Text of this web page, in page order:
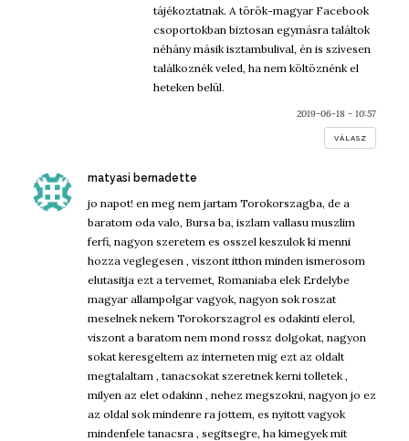
tájékoztatnak. A török-magyar Facebook
csoportokban biztosan egymásra találtok
néhány másik isztambulival, én is szívesen
találkoznék veled, ha nem költöznénk el
heteken belül.
2019-06-18 - 10:57
VÁLASZ
matyasi bernadette
jo napot! en meg nem jartam Torokorszagba, de a
baratom oda valo, Bursa ba, iszlam vallasu muszlim
ferfi, nagyon szeretem es osszel keszulok ki menni
hozza veglegesen , viszont itthon minden ismerosom
elutasitja ezt a tervemet, Romaniaba elek Erdelybe
magyar allampolgar vagyok, nagyon sok roszat
meselnek nekem Torokorszagrol es odakinti elerol,
viszont a baratom nem mond rossz dolgokat, nagyon
sokat keresgeltem az interneten mig ezt az oldalt
megtalaltam , tanacsokat szeretnek kerni tolletek ,
milyen az elet odakinn , nehez megszokni, nagyon jo ez
az oldal sok mindenre ra jottem, es nyitott vagyok
mindenfele tanacsra , segitsegre, ha kimegyek mit